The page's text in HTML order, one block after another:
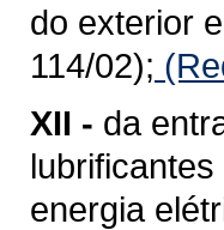
do exterior
114/02);
XII - da
energia